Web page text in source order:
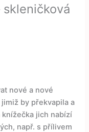
nové a nové
by překvapila a
jich nabízí
např. s přílivem